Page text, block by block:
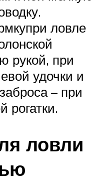
ловле
рукой, при
удочки и
– при
рогатки.
ловли